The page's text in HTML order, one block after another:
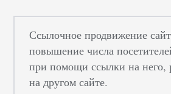
Ссылочное продвижение
повышение числа
при помощи ссылки на него,
на другом сайте.